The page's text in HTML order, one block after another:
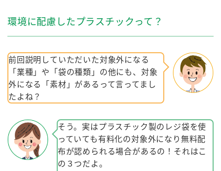
環境に配慮したプラスチックって？
前回説明していただいた対象外になる
「業種」や「袋の種類」の他にも、対象
外になる「素材」があるって言ってまし
たよね？
そう。実はプラスチック製のレジ袋を使
っていても有料化の対象外になり無料配
布が認められる場合があるの！それはこ
の３つだよ。